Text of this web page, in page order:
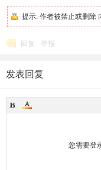
提示: 作者被禁止或删除
回复 举报
发表回复
您需要登